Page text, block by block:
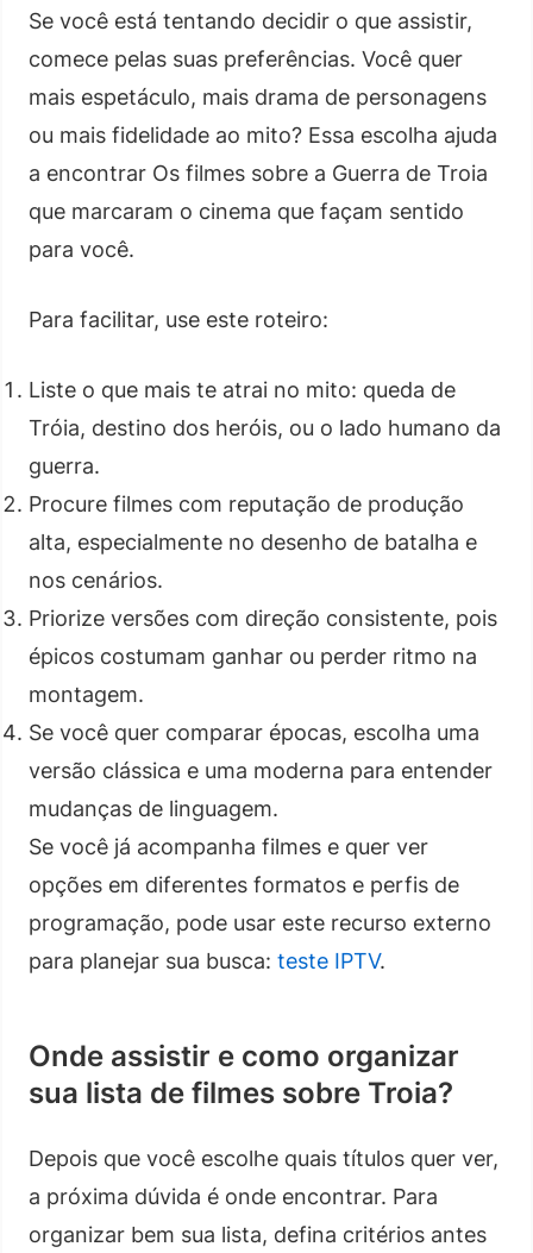
Se você está tentando decidir o que assistir,
comece pelas suas preferências. Você quer
mais espetáculo, mais drama de personagens
ou mais fidelidade ao mito? Essa escolha ajuda
a encontrar Os filmes sobre a Guerra de Troia
que marcaram o cinema que façam sentido
para você.
Para facilitar, use este roteiro:
Liste o que mais te atrai no mito: queda de
Tróia, destino dos heróis, ou o lado humano da
guerra.
Procure filmes com reputação de produção
alta, especialmente no desenho de batalha e
nos cenários.
Priorize versões com direção consistente, pois
épicos costumam ganhar ou perder ritmo na
montagem.
Se você quer comparar épocas, escolha uma
versão clássica e uma moderna para entender
mudanças de linguagem.
Se você já acompanha filmes e quer ver
opções em diferentes formatos e perfis de
programação, pode usar este recurso externo
para planejar sua busca: teste IPTV.
Onde assistir e como organizar
sua lista de filmes sobre Troia?
Depois que você escolhe quais títulos quer ver,
a próxima dúvida é onde encontrar. Para
organizar bem sua lista, defina critérios antes